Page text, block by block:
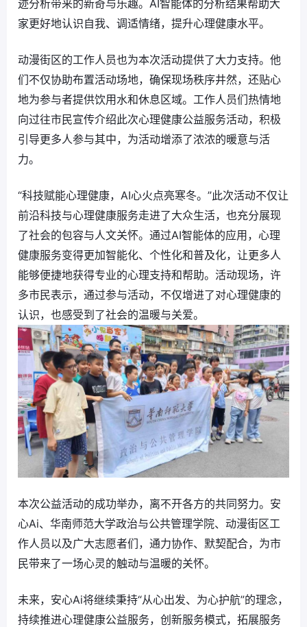
迹分析带来的新奇与乐趣。AI智能体的分析结果帮助大
家更好地认识自我、调适情绪，提升心理健康水平。
动漫街区的工作人员也为本次活动提供了大力支持。他
们不仅协助布置活动场地，确保现场秩序井然，还贴心
地为参与者提供饮用水和休息区域。工作人员们热情地
向过往市民宣传介绍此次心理健康公益服务活动，积极
引导更多人参与其中，为活动增添了浓浓的暖意与活
力。
“科技赋能心理健康，AI心火点亮寒冬。”此次活动不仅让
前沿科技与心理健康服务走进了大众生活，也充分展现
了社会的包容与人文关怀。通过AI智能体的应用，心理
健康服务变得更加智能化、个性化和普及化，让更多人
能够便捷地获得专业的心理支持和帮助。活动现场，许
多市民表示，通过参与活动，不仅增进了对心理健康的
认识，也感受到了社会的温暖与关爱。
本次公益活动的成功举办，离不开各方的共同努力。安
心Ai、华南师范大学政治与公共管理学院、动漫街区工
作人员以及广大志愿者们，通力协作、默契配合，为市
民带来了一场心灵的触动与温暖的关怀。
未来，安心Ai将继续秉持“从心出发、为心护航”的理念，
持续推进心理健康公益服务，创新服务模式，拓展服务